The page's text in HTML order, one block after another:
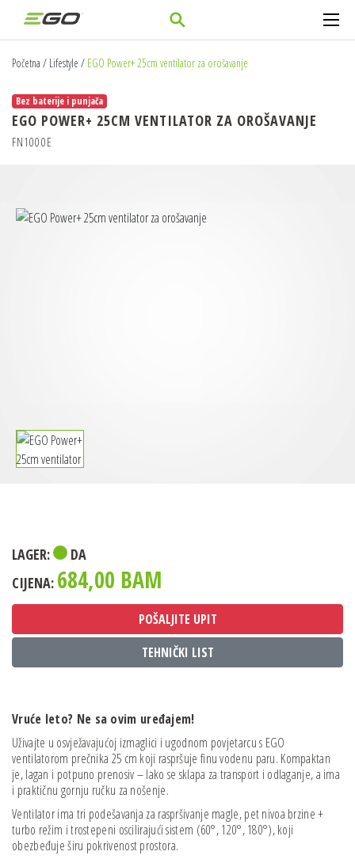
Početna / Lifestyle / EGO Power+ 25cm ventilator za orošavanje
Bez baterije i punjača
EGO POWER+ 25CM VENTILATOR ZA OROŠAVANJE
FN1000E
LAGER:
DA
CIJENA: 684,00 BAM
POŠALJITE UPIT
TEHNIČKI LIST
Vruće leto? Ne sa ovim uređajem!
Uživajte u osvježavajućoj izmaglici i ugodnom povjetarcu s EGO
ventilatorom prečnika 25 cm koji raspršuje finu vodenu paru. Kompaktan
je, lagan i potpuno prenosiv – lako se sklapa za transport i odlaganje, a ima
i praktičnu gornju ručku za nošenje.
Ventilator ima tri podešavanja za raspršivanje magle, pet nivoa brzine +
turbo režim i trostepeni oscilirajući sistem (60°, 120°, 180°), koji
obezbeđuje širu pokrivenost prostora.